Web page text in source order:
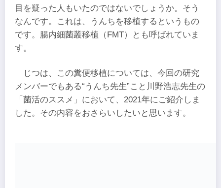
目を疑った人もいたのではないでしょうか。そう
なんです。これは、うんちを移植するというもの
です。腸内細菌叢移植（FMT）とも呼ばれていま
す。
じつは、この糞便移植については、今回の研究
メンバーでもある“うんち先生”こと川野浩志先生の
「菌活のススメ」において、2021年にご紹介しま
した。その内容をおさらいしたいと思います。